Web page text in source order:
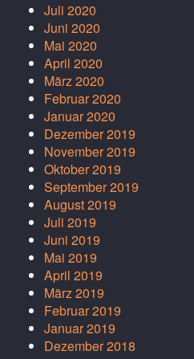
Juli 2020
Juni 2020
Mai 2020
April 2020
März 2020
Februar 2020
Januar 2020
Dezember 2019
November 2019
Oktober 2019
September 2019
August 2019
Juli 2019
Juni 2019
Mai 2019
April 2019
März 2019
Februar 2019
Januar 2019
Dezember 2018